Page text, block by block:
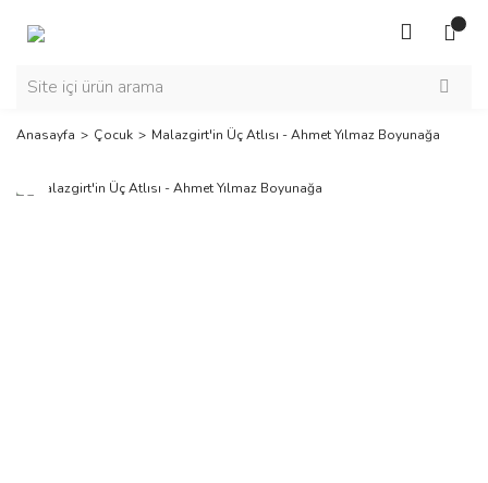
Anasayfa Çocuk Malazgirt'in Üç Atlısı - Ahmet Yılmaz Boyunağa